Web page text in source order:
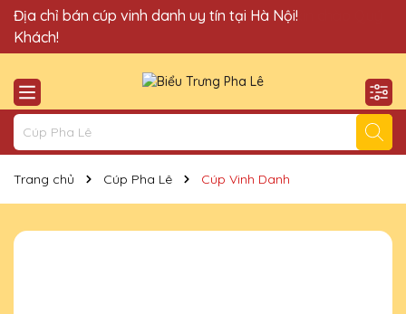
Quà Tặng Cúp Pha Lê Vinh Danh An Thảo xin chào Quý
Khách!
Địa chỉ bán cúp vinh danh uy tín tại Hà Nội!
Trang chủ Cúp Pha Lê Cúp Vinh Danh